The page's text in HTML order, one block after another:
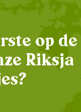
op de
Riksja